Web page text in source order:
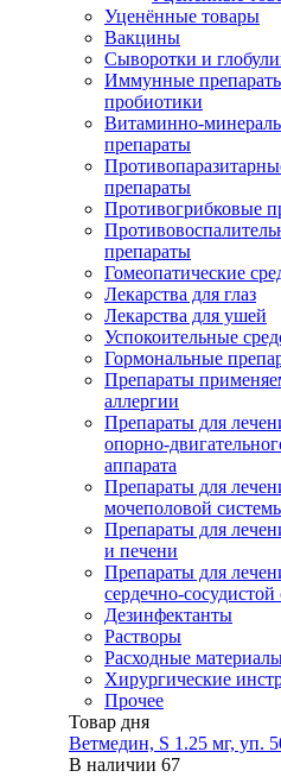
Уценённые товары
Вакцины
Сыворотки и
Иммунные
пробиотики
Витаминно-
препараты
препараты
Противогрибковые
препараты
Гомеопатические
Лекарства для глаз
Лекарства для ушей
Успокоительные
Гормональные
Препараты
аллергии
Препараты для
опорно-
аппарата
Препараты для
мочеполовой
Препараты для
и печени
Препараты для
сердечно-
Дезинфектанты
Растворы
Расходные
Хирургические
Прочее
Товар дня
Ветмедин, S 1.25 мг, уп.
В наличии 67